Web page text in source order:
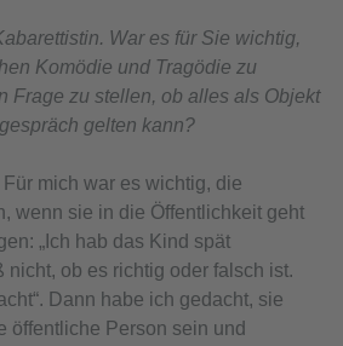
War es für Sie wichtig,
Komödie und Tragödie zu
Frage zu stellen, ob alles als Objekt
gelten kann?
mich war es wichtig, die
wenn sie in die Öffentlichkeit geht
„Ich hab das Kind spät
nicht, ob es richtig oder falsch ist.
Dann habe ich gedacht, sie
öffentliche Person sein und